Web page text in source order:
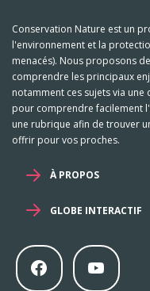
Conservation Nature est un
l'environnement et la
menacés). Nous proposons
comprendre les principaux
notamment ces sujets via
pour comprendre facilement
une rubrique afin de trouver
offrir pour vos proches.
À PROPOS
GLOBE INTERACTIF